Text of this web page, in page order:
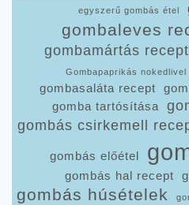
egyszerű gombás étel
gombaleves
gombamártás recept
Gombapaprikás nokedlivel
gombasaláta recept
gomba tartósítása
gombás csirkemell
gombás előétel
gombás hal recept
gombás húsételek